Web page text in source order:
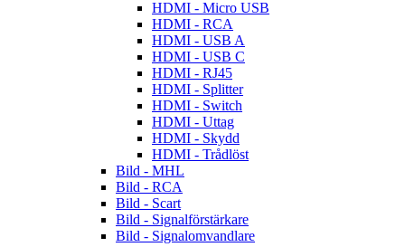
HDMI - Micro USB
HDMI - RCA
HDMI - USB A
HDMI - USB C
HDMI - RJ45
HDMI - Splitter
HDMI - Switch
HDMI - Uttag
HDMI - Skydd
HDMI - Trådlöst
Bild - MHL
Bild - RCA
Bild - Scart
Bild - Signalförstärkare
Bild - Signalomvandlare